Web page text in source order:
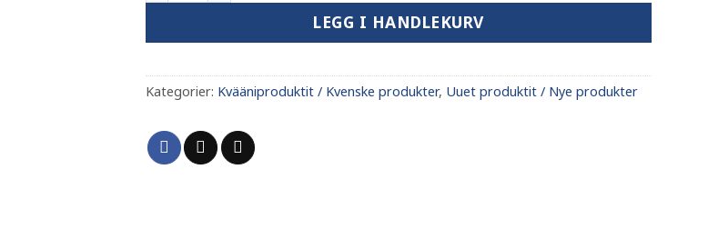
LEGG I HANDLEKURV
Kategorier: Kvääniproduktit / Kvenske produkter, Uuet produktit / Nye produkter